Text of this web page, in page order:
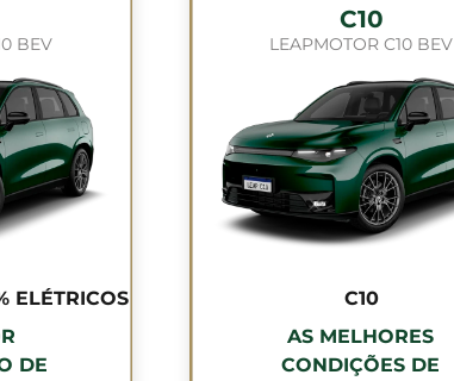
BEV
ELÉTRICOS
DE
C10
LEAPMOTOR C10 BEV
C10
AS MELHORES
CONDIÇÕES DE